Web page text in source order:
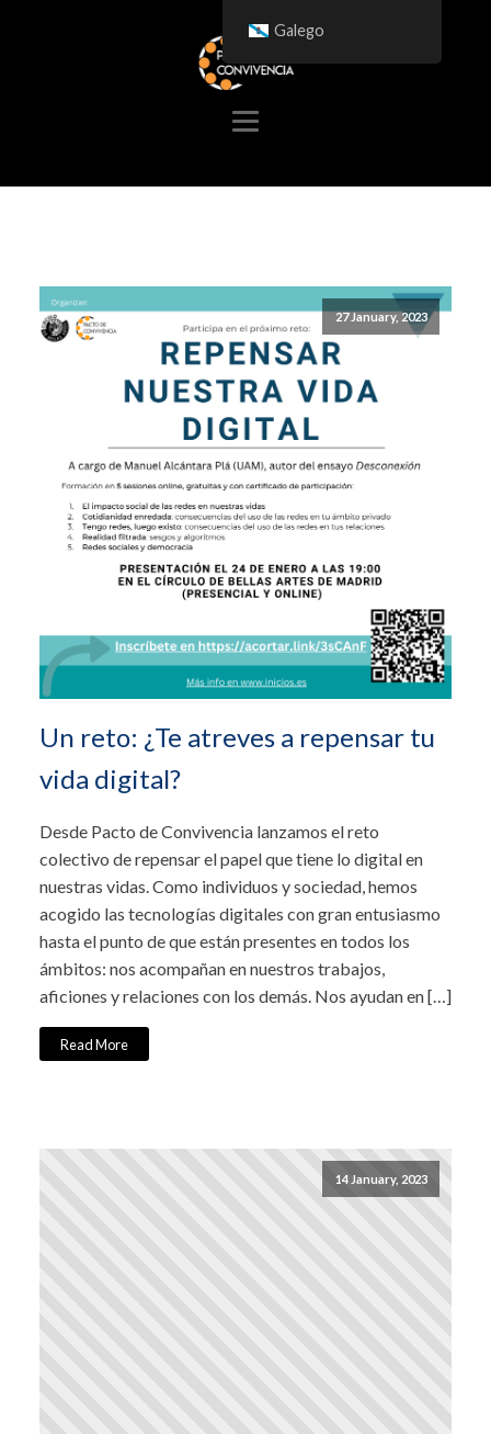
27 January, 2023
Un reto: ¿Te atreves a repensar tu
vida digital?
Desde Pacto de Convivencia lanzamos el reto
colectivo de repensar el papel que tiene lo digital en
nuestras vidas. Como individuos y sociedad, hemos
acogido las tecnologías digitales con gran entusiasmo
hasta el punto de que están presentes en todos los
ámbitos: nos acompañan en nuestros trabajos,
aficiones y relaciones con los demás. Nos ayudan en […]
Read More
14 January, 2023
Galego